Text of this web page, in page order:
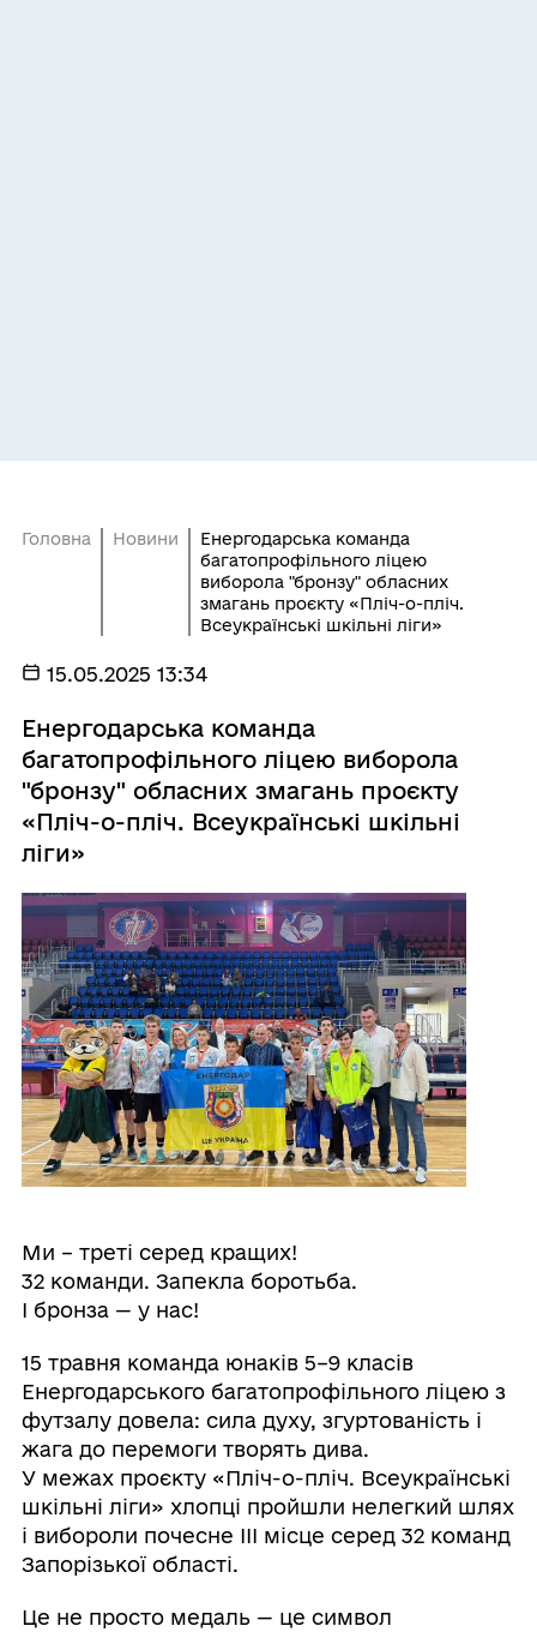
Головна Новини
Енергодарська команда
багатопрофільного ліцею
виборола "бронзу" обласних
змагань проєкту «Пліч-о-пліч.
Всеукраїнські шкільні ліги»
15.05.2025 13:34
Енергодарська команда
багатопрофільного ліцею виборола
"бронзу" обласних змагань проєкту
«Пліч-о-пліч. Всеукраїнські шкільні
ліги»
Ми – треті серед кращих!
32 команди. Запекла боротьба.
І бронза — у нас!
15 травня команда юнаків 5–9 класів
Енергодарського багатопрофільного ліцею з
футзалу довела: сила духу, згуртованість і
жага до перемоги творять дива.
У межах проєкту «Пліч-о-пліч. Всеукраїнські
шкільні ліги» хлопці пройшли нелегкий шлях
і вибороли почесне ІІІ місце серед 32 команд
Запорізької області.
Це не просто медаль — це символ